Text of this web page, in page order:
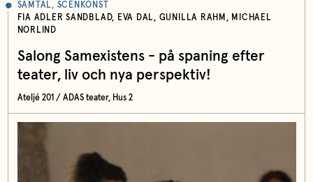
SAMTAL, SCENKONST
FIA ADLER SANDBLAD, EVA DAL, GUNILLA RAHM, MICHAEL
NORLIND
Salong Samexistens - på spaning efter
teater, liv och nya perspektiv!
Ateljé 201 / ADAS teater, Hus 2